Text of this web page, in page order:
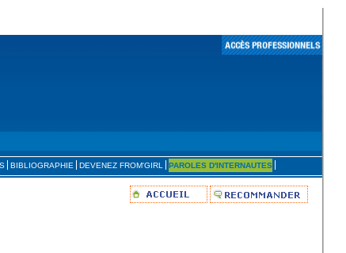
BIBLIOGRAPHIE DEVENEZ FROM'GIRL PAROLES D'INTERNAUTES